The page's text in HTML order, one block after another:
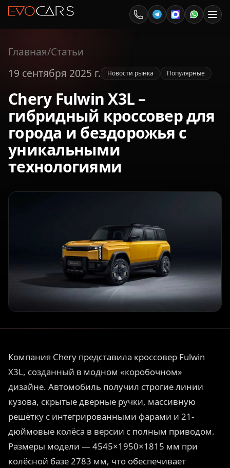
Главная/Статьи
19 сентября 2025 г.
Новости рынка Популярные
Chery Fulwin X3L –
гибридный кроссовер для
города и бездорожья с
уникальными
технологиями
Компания Chery представила кроссовер Fulwin
X3L, созданный в модном «коробочном»
дизайне. Автомобиль получил строгие линии
кузова, скрытые дверные ручки, массивную
решётку с интегрированными фарами и 21-
дюймовые колёса в версии с полным приводом.
Размеры модели — 4545×1950×1815 мм при
колёсной базе 2783 мм, что обеспечивает